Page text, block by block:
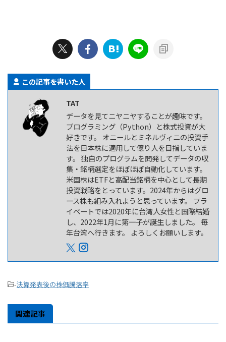
この記事を書いた人
TAT
データを見てニヤニヤすることが趣味です。
プログラミング（Python）と株式投資が大
好きです。 オニールとミネルヴィニの投資手
法を日本株に適用して億り人を目指していま
す。 独自のプログラムを開発してデータの収
集・銘柄選定をほぼほぼ自動化しています。
米国株はETFと高配当銘柄を中心として長期
投資戦略をとっています。2024年からはグロ
ース株も組み入れようと思っています。 プラ
イベートでは2020年に台湾人女性と国際結婚
し、2022年1月に第一子が誕生しました。 毎
年台湾へ行きます。 よろしくお願いします。
-決算発表後の株価騰落率
関連記事